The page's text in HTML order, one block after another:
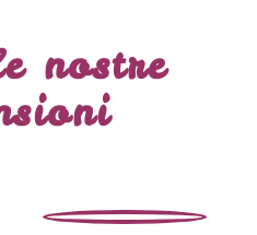
nostre